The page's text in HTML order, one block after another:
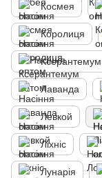
Космея
Королиця
Ксерантемум
Лаванда
Левкой
Ліхніс
Лунарія